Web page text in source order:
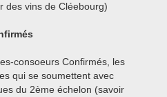
des vins de Cléebourg)
consoeurs Confirmés, les
qui se soumettent avec
du 2ème échelon (savoir